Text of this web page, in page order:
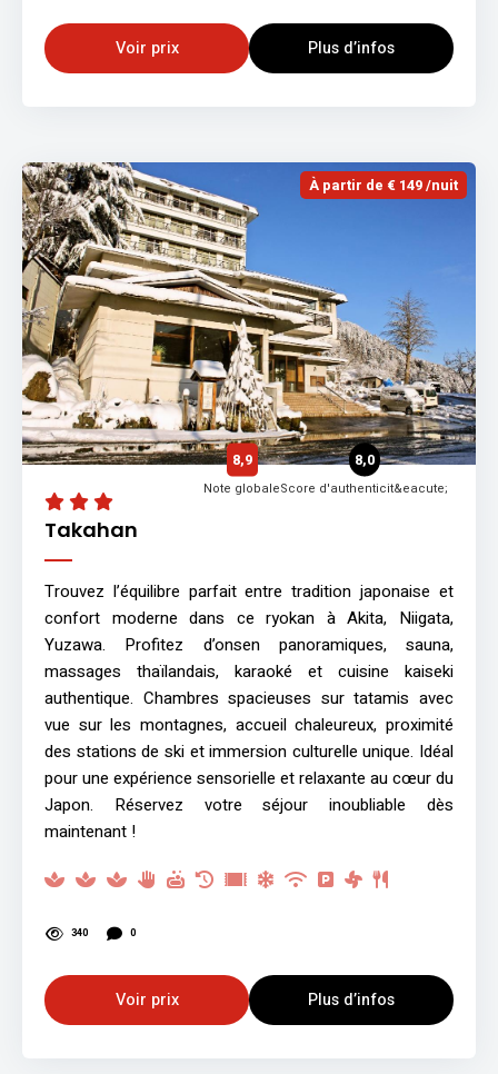
Voir prix Plus d’infos
À partir de € 149 /nuit
Takahan
8,9
Note globale
8,0
Score d'authenticit&eacute;
Trouvez l’équilibre parfait entre tradition japonaise et
confort moderne dans ce ryokan à Akita, Niigata,
Yuzawa. Profitez d’onsen panoramiques, sauna,
massages thaïlandais, karaoké et cuisine kaiseki
authentique. Chambres spacieuses sur tatamis avec
vue sur les montagnes, accueil chaleureux, proximité
des stations de ski et immersion culturelle unique. Idéal
pour une expérience sensorielle et relaxante au cœur du
Japon. Réservez votre séjour inoubliable dès
maintenant !
340 0
Voir prix Plus d’infos